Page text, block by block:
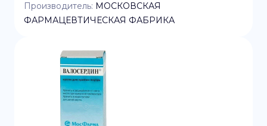
Производитель: МОСКОВСКАЯ
ФАРМАЦЕВТИЧЕСКАЯ ФАБРИКА